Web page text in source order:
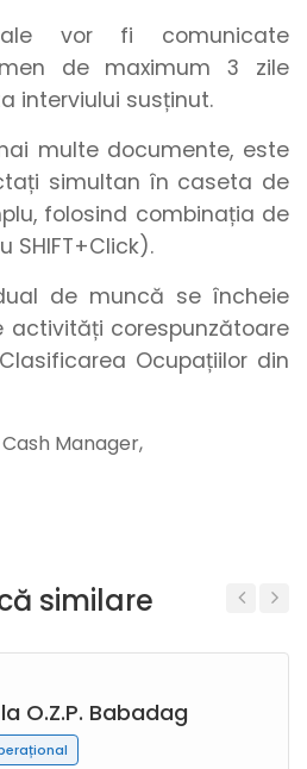
vor fi comunicate
de maximum 3 zile
interviului susținut.
multe documente, este
simultan în caseta de
folosind combinația de
SHIFT+Click).
de muncă se încheie
activități corespunzătoare
Ocupațiilor din
Manager,
similare
O.Z.P. Babadag